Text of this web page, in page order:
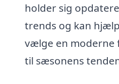
holder sig
trends og kan
vælge en moderne
til sæsonens